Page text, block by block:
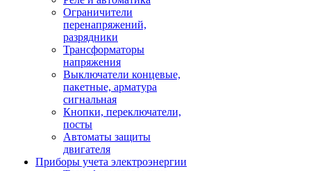
Ограничители
перенапряжений,
разрядники
Трансформаторы
напряжения
Выключатели концевые,
пакетные, арматура
сигнальная
Кнопки, переключатели,
посты
Автоматы защиты
двигателя
Приборы учета электроэнергии